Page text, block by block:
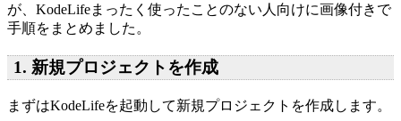
が、KodeLifeまったく使ったことのない人向けに画像付きで
手順をまとめました。
1. 新規プロジェクトを作成
まずはKodeLifeを起動して新規プロジェクトを作成します。